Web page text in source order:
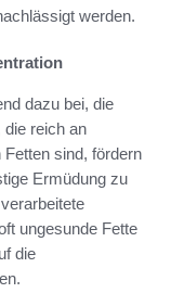
werden.
dazu bei, die
die reich an
sind, fördern
Ermüdung zu
ungesunde Fette
die